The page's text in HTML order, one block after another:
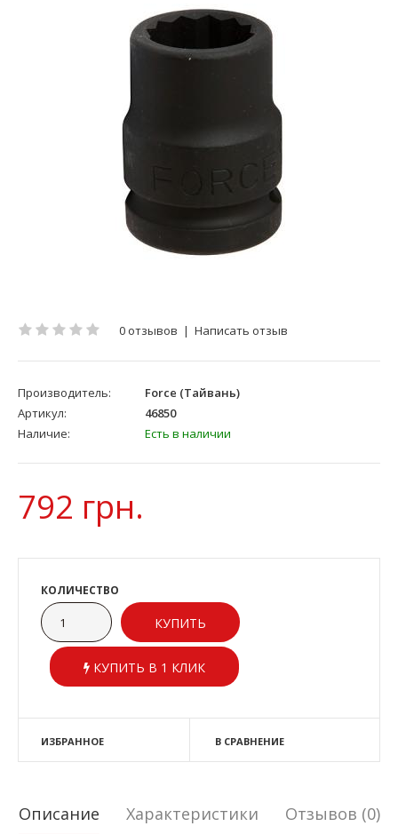
0 отзывов | Написать отзыв
Производитель:
Force (Тайвань)
Артикул:
46850
Наличие:
Есть в наличии
792 грн.
КОЛИЧЕСТВО
КУПИТЬ В 1 КЛИК
ИЗБРАННОЕ В СРАВНЕНИЕ
Описание Характеристики Отзывов (0)